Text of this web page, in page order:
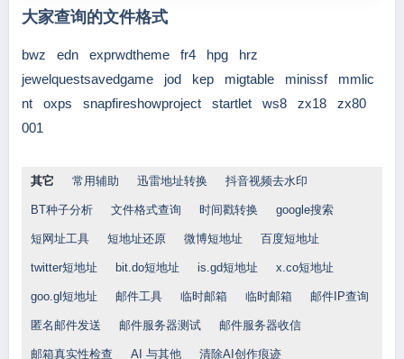
大家查询的文件格式
bwz edn exprwdtheme fr4 hpg
hrz
jewelquestsavedgame
jod kep migtable minissf
mmlic
nt
oxps snapfireshowproject startlet ws8 zx18
zx80
001
其它 常用辅助 迅雷地址转换 抖音视频去水印
BT种子分析 文件格式查询 时间戳转换 google搜索
短网址工具 短地址还原 微博短地址 百度短地址
twitter短地址 bit.do短地址 is.gd短地址 x.co短地址
goo.gl短地址 邮件工具 临时邮箱 临时邮箱 邮件IP查询
匿名邮件发送 邮件服务器测试 邮件服务器收信
邮箱真实性检查 AI 与其他 清除AI创作痕迹